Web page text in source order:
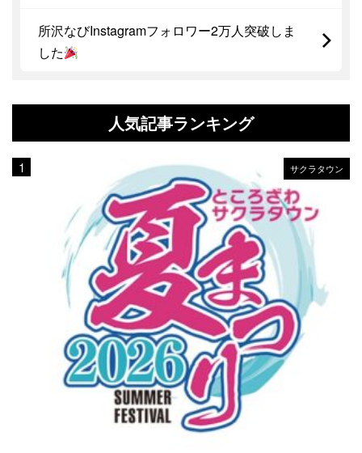
所沢なびInstagramフォロワー2万人突破しま
した
人気記事ランキング
サクラタウン